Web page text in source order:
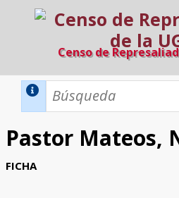
Censo de
Inicio
Búsqueda Dinámica
Búsqueda
Pastor Mateos,
FICHA